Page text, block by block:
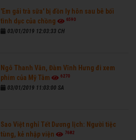
'Em gái trà sữa' bị đồn ly hôn sau bê bối
tình dục của chồng
6590
03/01/2019 12:03:33 CH
Ngô Thanh Vân, Đàm Vĩnh Hưng đi xem
phim của Mỹ Tâm
6270
03/01/2019 11:03:00 SA
Sao Việt nghỉ Tết Dương lịch: Người tiệc
tùng, kẻ nhập viện
7682